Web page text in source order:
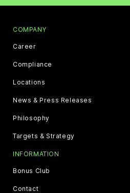
COMPANY
Career
Compliance
Locations
News & Press Releases
Philosophy
Targets & Strategy
INFORMATION
Bonus Club
Contact